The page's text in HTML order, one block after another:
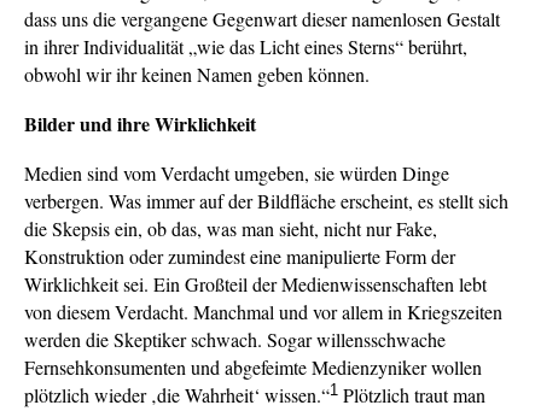
dass uns die vergangene Gegenwart dieser namenlosen Gestalt
in ihrer Individualität „wie das Licht eines Sterns“ berührt,
obwohl wir ihr keinen Namen geben können.
Bilder und ihre Wirklichkeit
Medien sind vom Verdacht umgeben, sie würden Dinge
verbergen. Was immer auf der Bildfläche erscheint, es stellt sich
die Skepsis ein, ob das, was man sieht, nicht nur Fake,
Konstruktion oder zumindest eine manipulierte Form der
Wirklichkeit sei. Ein Großteil der Medienwissenschaften lebt
von diesem Verdacht. Manchmal und vor allem in Kriegszeiten
werden die Skeptiker schwach. Sogar willensschwache
Fernsehkonsumenten und abgefeimte Medienzyniker wollen
plötzlich wieder ‚die Wahrheit‘ wissen.“1 Plötzlich traut man